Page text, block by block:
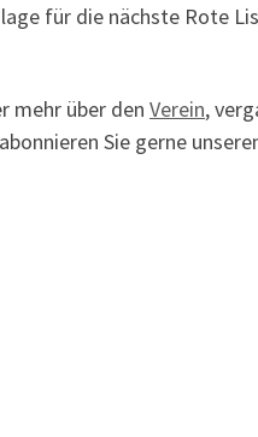
für die nächste Rote
mehr über den Verein,
Sie gerne